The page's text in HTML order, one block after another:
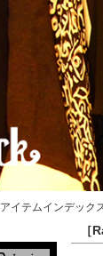
アイテムインデック
［